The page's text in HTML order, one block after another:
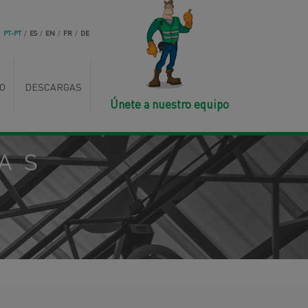
PT-PT / ES / EN / FR / DE
DESCARGAS
Únete a nuestro equipo